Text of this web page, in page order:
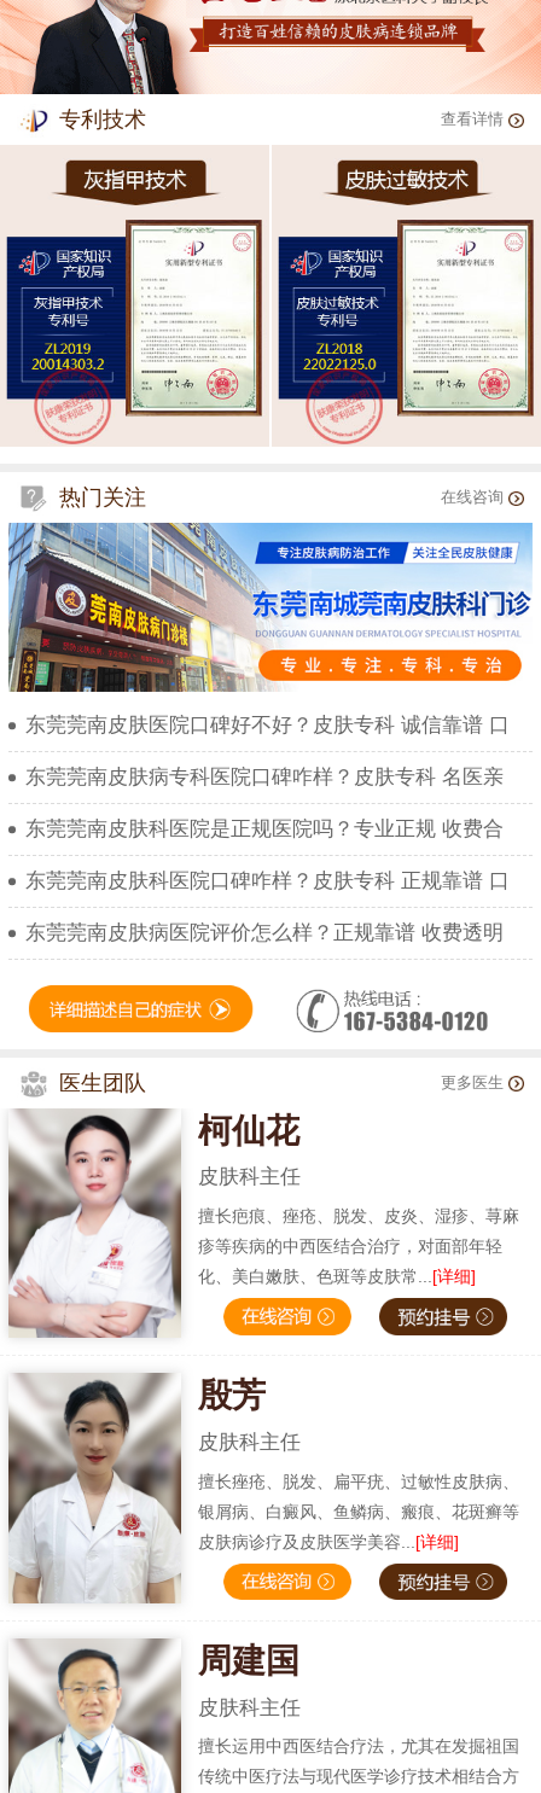
专利技术 查看详情
热门关注 在线咨询
东莞莞南皮肤医院口碑好不好？皮肤专科 诚信靠谱 口
东莞莞南皮肤病专科医院口碑咋样？皮肤专科 名医亲
东莞莞南皮肤科医院是正规医院吗？专业正规 收费合
东莞莞南皮肤科医院口碑咋样？皮肤专科 正规靠谱 口
东莞莞南皮肤病医院评价怎么样？正规靠谱 收费透明
医生团队 更多医生
柯仙花
皮肤科主任
擅长疤痕、痤疮、脱发、皮炎、湿疹、荨麻
疹等疾病的中西医结合治疗，对面部年轻
化、美白嫩肤、色斑等皮肤常... [详细]
殷芳
皮肤科主任
擅长痤疮、脱发、扁平疣、过敏性皮肤病、
银屑病、白癜风、鱼鳞病、瘢痕、花斑癣等
皮肤病诊疗及皮肤医学美容... [详细]
周建国
皮肤科主任
擅长运用中西医结合疗法，尤其在发掘祖国
传统中医疗法与现代医学诊疗技术相结合方